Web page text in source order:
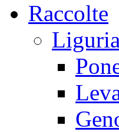
Raccolte
Liguria